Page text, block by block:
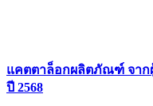
แคตตาล็อกผลิตภัณฑ์ จาก
ปี 2568